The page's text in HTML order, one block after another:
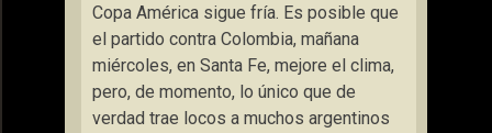
Copa América sigue fría. Es posible que
el partido contra Colombia, mañana
miércoles, en Santa Fe, mejore el clima,
pero, de momento, lo único que de
verdad trae locos a muchos argentinos